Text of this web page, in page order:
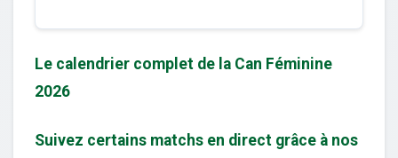
Le calendrier complet de la Can Féminine
2026
Suivez certains matchs en direct grâce à nos